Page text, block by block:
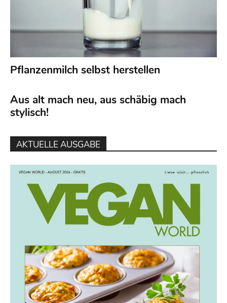
Pflanzenmilch selbst herstellen
Aus alt mach neu, aus schäbig mach
stylisch!
AKTUELLE AUSGABE